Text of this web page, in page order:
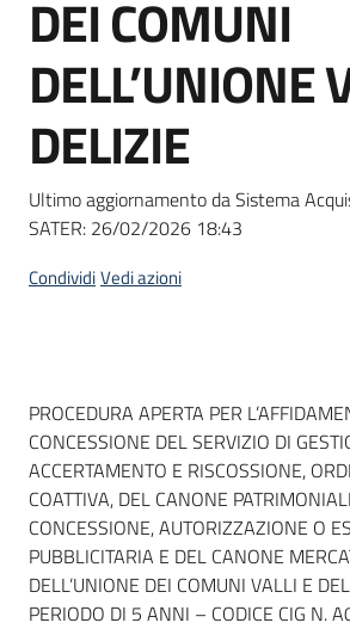
DEI COMUNI
DELL’UNIONE
DELIZIE
Ultimo aggiornamento da Sistema
SATER: 26/02/2026 18:43
CondividiVedi azioni
Dati del bando
PROCEDURA APERTA PER
CONCESSIONE DEL SERVIZIO DI
ACCERTAMENTO E RISCOSSIONE,
COATTIVA, DEL CANONE
CONCESSIONE, AUTORIZZAZIONE O
PUBBLICITARIA E DEL CANONE
DELL’UNIONE DEI COMUNI VALLI E
PERIODO DI 5 ANNI – CODICE CIG N.